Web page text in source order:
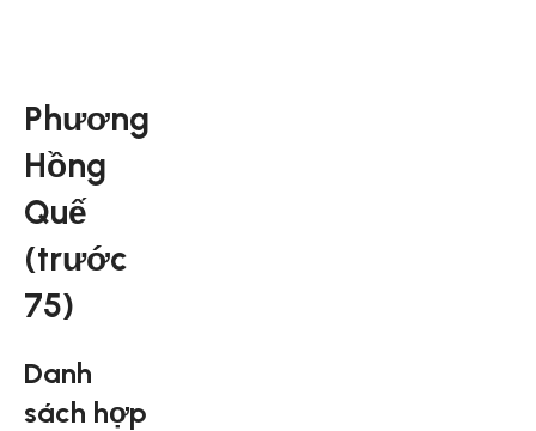
Phương
Hồng
Quế
(trước
75)
Danh
sách hợp